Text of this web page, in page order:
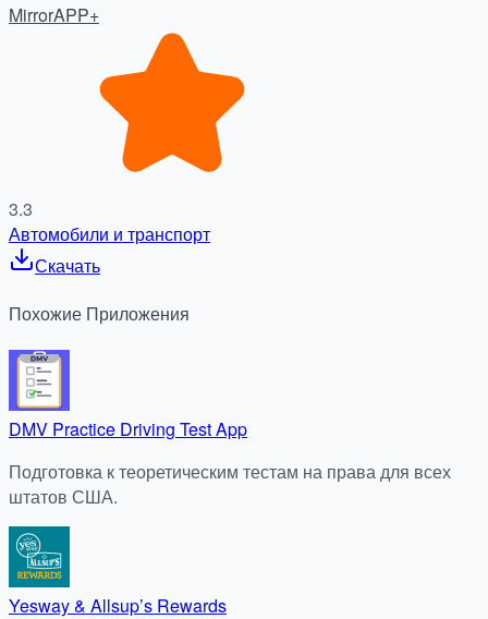
MirrorAPP+
3.3
Автомобили и транспорт
Скачать
Похожие Приложения
DMV Practice Driving Test App
Подготовка к теоретическим тестам на права для всех
штатов США.
Yesway & Allsup’s Rewards